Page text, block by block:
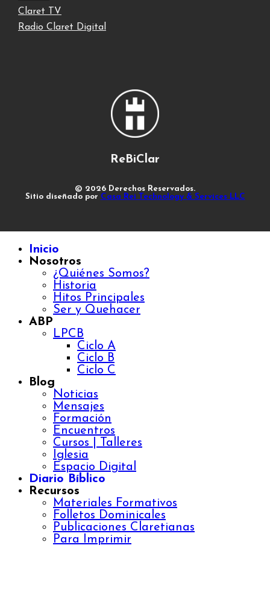
Claret TV
Radio Claret Digital
ReBiClar
© 2026 Derechos Reservados.
Sitio diseñado por Casa Rei Technology & Services LLC
Inicio
Nosotros
¿Quiénes Somos?
Historia
Hitos Principales
Ser y Quehacer
ABP
LPCB
Ciclo A
Ciclo B
Ciclo C
Blog
Noticias
Mensajes
Formación
Encuentros
Cursos | Talleres
Iglesia
Espacio Digital
Diario Bíblico
Recursos
Materiales Formativos
Folletos Dominicales
Publicaciones Claretianas
Para Imprimir